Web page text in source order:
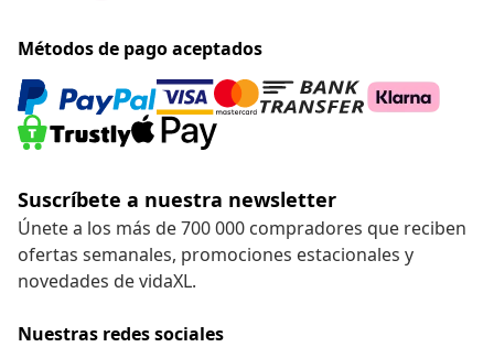
Métodos de pago aceptados
Suscríbete a nuestra newsletter
Únete a los más de 700 000 compradores que reciben
ofertas semanales, promociones estacionales y
novedades de vidaXL.
Nuestras redes sociales